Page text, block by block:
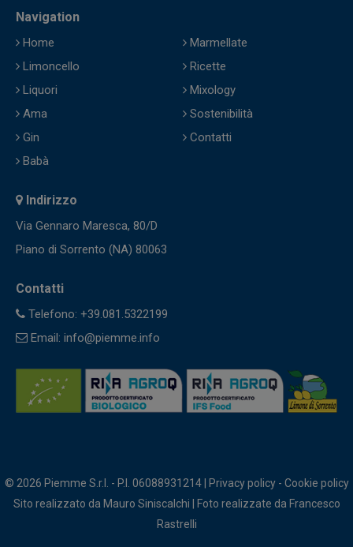
Navigation
Home
Limoncello
Liquori
Ama
Gin
Babà
Marmellate
Ricette
Mixology
Sostenibilità
Contatti
Indirizzo
Via Gennaro Maresca, 80/D
Piano di Sorrento (NA) 80063
Contatti
Telefono: +39.081.5322199
Email: info@piemme.info
© 2026 Piemme S.r.l. - P.I. 06088931214 | Privacy policy- Cookie policy
Sito realizzato da Mauro Siniscalchi | Foto realizzate da Francesco
Rastrelli